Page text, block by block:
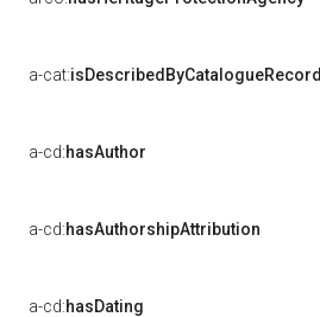
a-cat:isDescribedByCatalogueRecord
a-cd:hasAuthor
a-cd:hasAuthorshipAttribution
a-cd:hasDating